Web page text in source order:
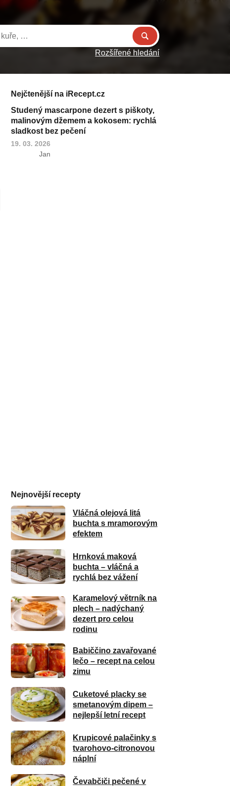
Rozšířené hledání
Nejčtenější na iRecept.cz
Studený mascarpone dezert s piškoty,
malinovým džemem a kokosem: rychlá
sladkost bez pečení
19. 03. 2026
Jan
Nejnovější recepty
Vláčná olejová litá
buchta s mramorovým
efektem
Hrnková maková
buchta – vláčná a
rychlá bez vážení
Karamelový větrník na
plech – nadýchaný
dezert pro celou
rodinu
Babiččino zavařované
lečo – recept na celou
zimu
Cuketové placky se
smetanovým dipem –
nejlepší letní recept
Krupicové palačinky s
tvarohovo-citronovou
náplní
Čevabčiči pečené v